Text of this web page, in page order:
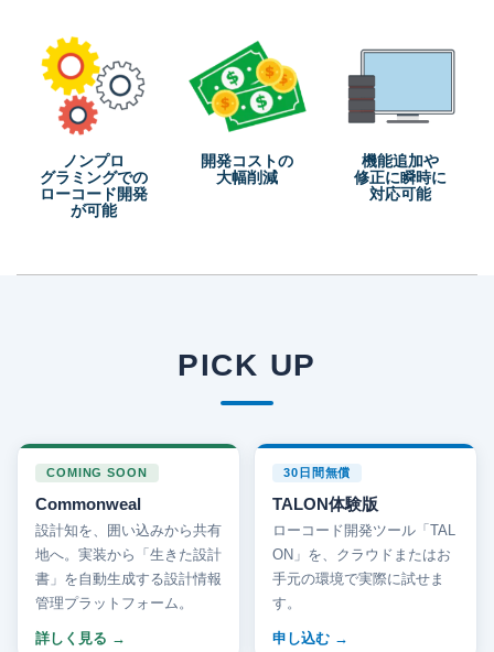
ノンプロ
グラミングでの
ローコード開発
が可能
開発コストの
大幅削減
機能追加や
修正に瞬時に
対応可能
PICK UP
COMING SOON
Commonweal
設計知を、囲い込みから共有
地へ。実装から「生きた設計
書」を自動生成する設計情報
管理プラットフォーム。
詳しく見る
30日間無償
TALON体験版
ローコード開発ツール「TAL
ON」を、クラウドまたはお
手元の環境で実際に試せま
す。
申し込む